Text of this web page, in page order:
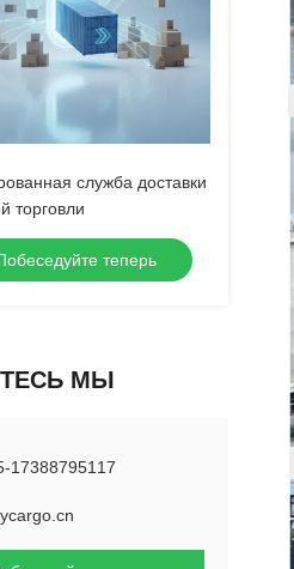
служба доставки
торговли
теперь
МЫ
17388795117